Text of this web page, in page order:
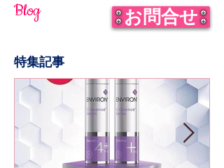
Blog お問合せ
特集記事